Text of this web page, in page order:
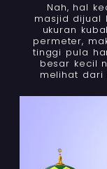
Nah, hal
masjid dijual
ukuran
permeter,
tinggi pula
besar kecil
melihat dari